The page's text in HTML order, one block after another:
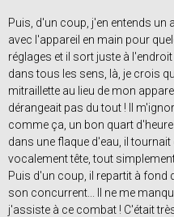
Puis, d'un coup, j'en entends un
avec l'appareil en main pour
réglages et il sort juste à
dans tous les sens, là, je crois
mitraillette au lieu de mon
dérangeait pas du tout ! Il
comme ça, un bon quart
dans une flaque d'eau, il
vocalement tête, tout
Puis d'un coup, il repartit à fond
son concurrent... Il ne me
j'assiste à ce combat ! C'était